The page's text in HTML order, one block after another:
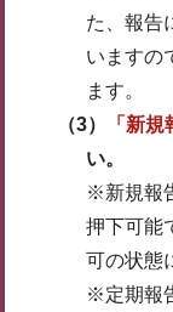
た、報告
いますの
ます。
（3）
「新規
い。
※新規報
押下可能
可の状態
※定期報